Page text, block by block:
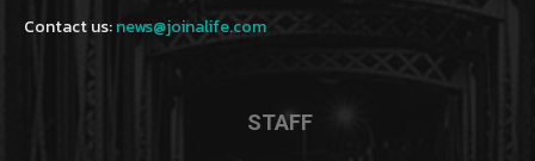
Contact us:news@joinalife.com
STAFF